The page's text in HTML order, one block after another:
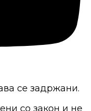
се задржани.
со закон и не